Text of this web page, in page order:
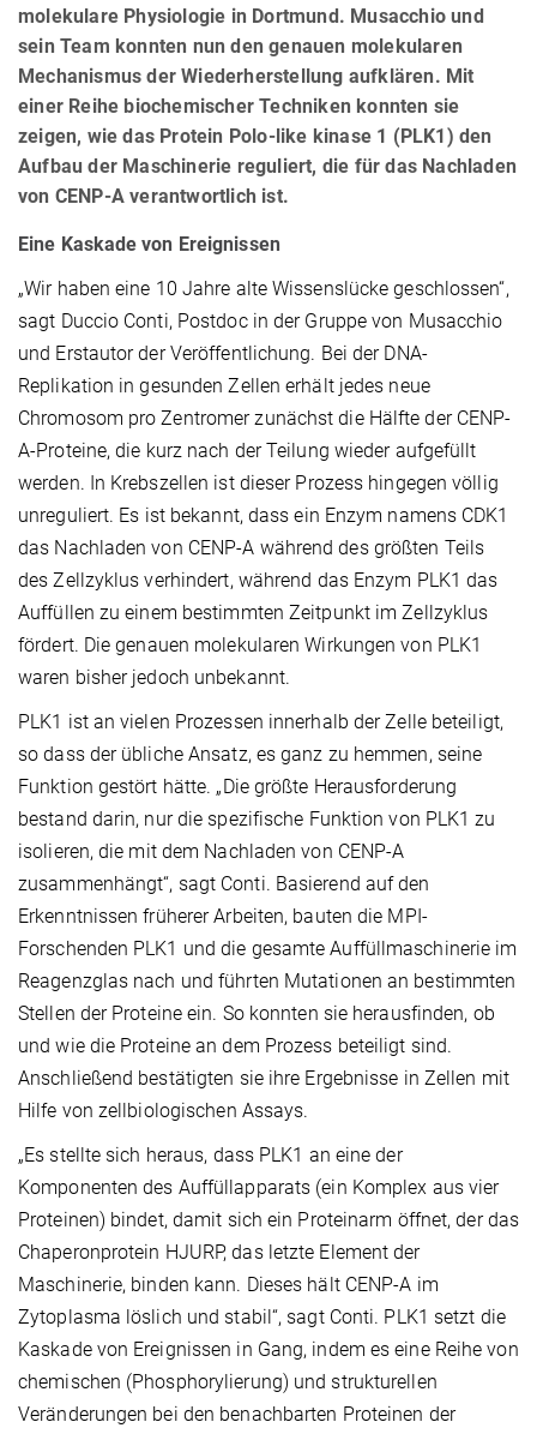
molekulare Physiologie in Dortmund. Musacchio und
sein Team konnten nun den genauen molekularen
Mechanismus der Wiederherstellung aufklären. Mit
einer Reihe biochemischer Techniken konnten sie
zeigen, wie das Protein Polo-like kinase 1 (PLK1) den
Aufbau der Maschinerie reguliert, die für das Nachladen
von CENP-A verantwortlich ist.
Eine Kaskade von Ereignissen
„Wir haben eine 10 Jahre alte Wissenslücke geschlossen“,
sagt Duccio Conti, Postdoc in der Gruppe von Musacchio
und Erstautor der Veröffentlichung. Bei der DNA-
Replikation in gesunden Zellen erhält jedes neue
Chromosom pro Zentromer zunächst die Hälfte der CENP-
A-Proteine, die kurz nach der Teilung wieder aufgefüllt
werden. In Krebszellen ist dieser Prozess hingegen völlig
unreguliert. Es ist bekannt, dass ein Enzym namens CDK1
das Nachladen von CENP-A während des größten Teils
des Zellzyklus verhindert, während das Enzym PLK1 das
Auffüllen zu einem bestimmten Zeitpunkt im Zellzyklus
fördert. Die genauen molekularen Wirkungen von PLK1
waren bisher jedoch unbekannt.
PLK1 ist an vielen Prozessen innerhalb der Zelle beteiligt,
so dass der übliche Ansatz, es ganz zu hemmen, seine
Funktion gestört hätte. „Die größte Herausforderung
bestand darin, nur die spezifische Funktion von PLK1 zu
isolieren, die mit dem Nachladen von CENP-A
zusammenhängt“, sagt Conti. Basierend auf den
Erkenntnissen früherer Arbeiten, bauten die MPI-
Forschenden PLK1 und die gesamte Auffüllmaschinerie im
Reagenzglas nach und führten Mutationen an bestimmten
Stellen der Proteine ein. So konnten sie herausfinden, ob
und wie die Proteine an dem Prozess beteiligt sind.
Anschließend bestätigten sie ihre Ergebnisse in Zellen mit
Hilfe von zellbiologischen Assays.
„Es stellte sich heraus, dass PLK1 an eine der
Komponenten des Auffüllapparats (ein Komplex aus vier
Proteinen) bindet, damit sich ein Proteinarm öffnet, der das
Chaperonprotein HJURP, das letzte Element der
Maschinerie, binden kann. Dieses hält CENP-A im
Zytoplasma löslich und stabil“, sagt Conti. PLK1 setzt die
Kaskade von Ereignissen in Gang, indem es eine Reihe von
chemischen (Phosphorylierung) und strukturellen
Veränderungen bei den benachbarten Proteinen der